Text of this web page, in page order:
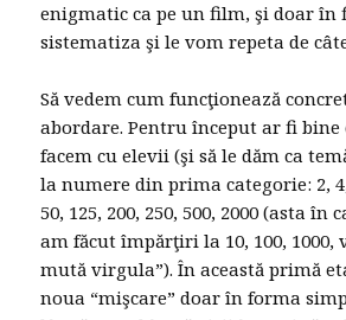
enigmatic ca pe un film, şi doar în
sistematiza şi le vom repeta de
Să vedem cum funcţionează
abordare. Pentru început ar fi
facem cu elevii (şi să le dăm ca
la numere din prima categorie: 2, 4,
50, 125, 200, 250, 500, 2000 (asta în
am făcut împărţiri la 10, 100, 1000,
mută virgula”). În această primă
noua “mişcare” doar în forma